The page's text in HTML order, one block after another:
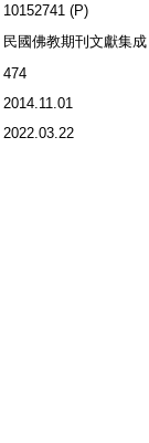
10152741 (P)
民國佛教期刊文獻集
474
2014.11.01
2022.03.22